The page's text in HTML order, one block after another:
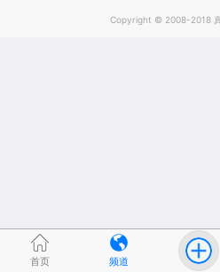
Copyright © 2008-2018
首页 频道